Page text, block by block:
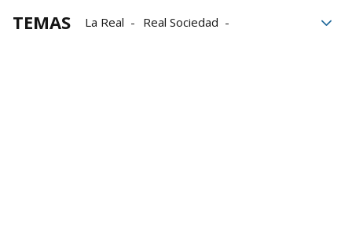
TEMAS La Real
Real Sociedad